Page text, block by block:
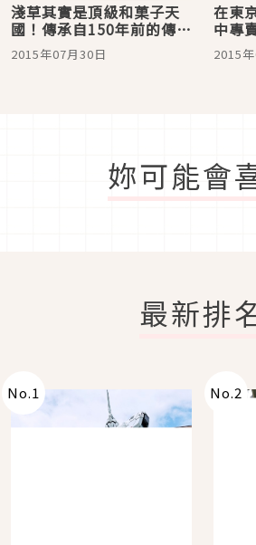
淺草其實是頂級和菓子天
國！傳承自150年前的傳統
味道，淺草・梅園本店的
「始祖栗善哉」
2015年07月30日
在東
中專
冰淇
草提
2015
妳可能會
最新排
No.1 No.2